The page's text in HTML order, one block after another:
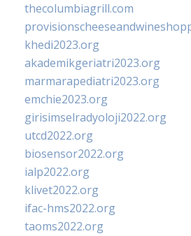
thecolumbiagrill.com
khedi2023.org
akademikgeriatri2023.org
marmarapediatri2023.org
emchie2023.org
girisimselradyoloji2022.org
utcd2022.org
biosensor2022.org
ialp2022.org
klivet2022.org
ifac-hms2022.org
taoms2022.org